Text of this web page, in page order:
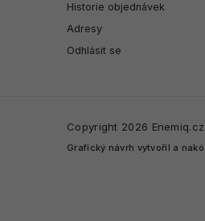
Historie objednávek
Adresy
Odhlásit se
Copyright 2026 Enemiq.cz
Grafický návrh vytvořil a